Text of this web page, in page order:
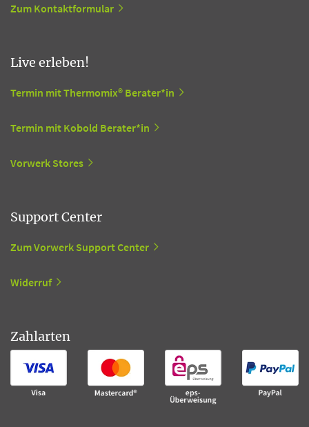
Zum Kontaktformular
Live erleben!
Termin mit Thermomix® Berater*in
Termin mit Kobold Berater*in
Vorwerk Stores
Support Center
Zum Vorwerk Support Center
Widerruf
Zahlarten